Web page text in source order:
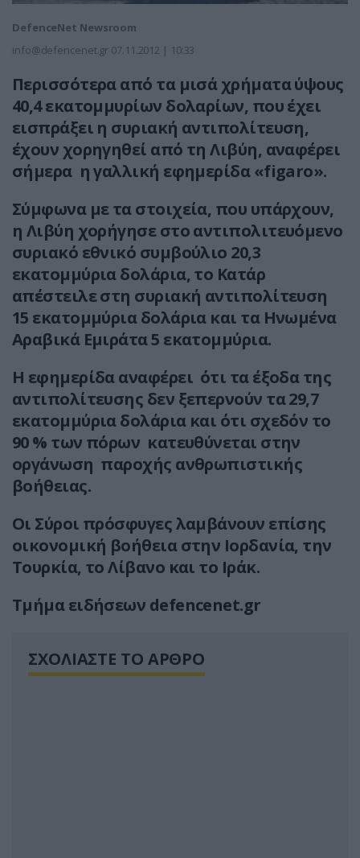
DefenceNet Newsroom
info@defencenet.gr 07.11.2012 | 10:33
Περισσότερα από τα μισά χρήματα ύψους
40,4 εκατομμυρίων δολαρίων, που έχει
εισπράξει η συριακή αντιπολίτευση,
έχουν χορηγηθεί από τη Λιβύη, αναφέρει
σήμερα η γαλλική εφημερίδα «figaro».
Σύμφωνα με τα στοιχεία, που υπάρχουν,
η Λιβύη χορήγησε στο αντιπολιτευόμενο
συριακό εθνικό συμβούλιο 20,3
εκατομμύρια δολάρια, το Κατάρ
απέστειλε στη συριακή αντιπολίτευση
15 εκατομμύρια δολάρια και τα Ηνωμένα
Αραβικά Εμιράτα 5 εκατομμύρια.
Η εφημερίδα αναφέρει ότι τα έξοδα της
αντιπολίτευσης δεν ξεπερνούν τα 29,7
εκατομμύρια δολάρια και ότι σχεδόν το
90 % των πόρων κατευθύνεται στην
οργάνωση παροχής ανθρωπιστικής
βοήθειας.
Οι Σύροι πρόσφυγες λαμβάνουν επίσης
οικονομική βοήθεια στην Ιορδανία, την
Τουρκία, το Λίβανο και το Ιράκ.
Τμήμα ειδήσεων defencenet.gr
ΣΧΟΛΙΑΣΤΕ ΤΟ ΑΡΘΡΟ